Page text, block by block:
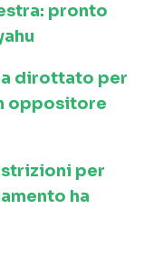
pronto
dirottato per
oppositore
per
ha